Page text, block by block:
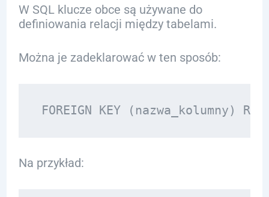
W SQL klucze obce są używane do
definiowania relacji między tabelami.
Można je zadeklarować w ten sposób:
Na przykład: